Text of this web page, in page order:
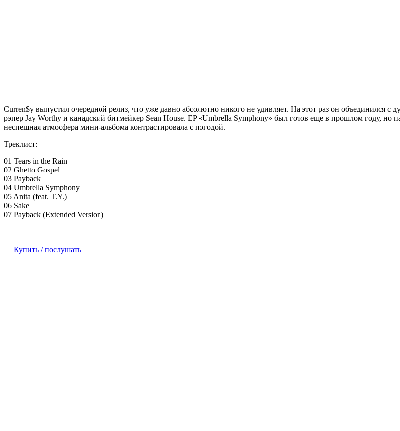
Curren$y выпустил очередной релиз, что уже давно абсолютно никого не удивляет. На этот раз он объединился с
рэпер Jay Worthy и канадский битмейкер Sean House. EP «Umbrella Symphony» был готов еще в прошлом году, но
неспешная атмосфера мини-альбома контрастировала с погодой.
Треклист:
01 Tears in the Rain
02 Ghetto Gospel
03 Payback
04 Umbrella Symphony
05 Anita (feat. T.Y.)
06 Sake
07 Payback (Extended Version)
Купить / послушать